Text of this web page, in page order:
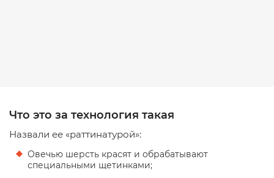
Что это за технология такая
Назвали ее «раттинатурой»:
Овечью шерсть красят и обрабатывают
специальными щетинками;